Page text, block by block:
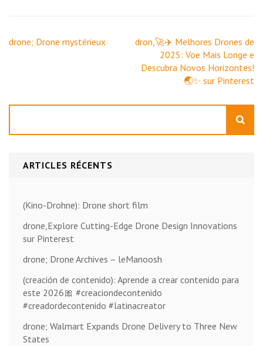
Navigation
drone; Drone mystérieux
dron,🚀✈️ Melhores Drones de
2025: Voe Mais Longe e
Descubra Novos Horizontes!
🌏✨ sur Pinterest
ARTICLES RÉCENTS
(Kino-Drohne): Drone short film
drone,Explore Cutting-Edge Drone Design Innovations
sur Pinterest
drone; Drone Archives – leManoosh
(creación de contenido): Aprende a crear contenido para
este 2026🎀 #creaciondecontenido
#creadordecontenido #latinacreator
drone; Walmart Expands Drone Delivery to Three New
States